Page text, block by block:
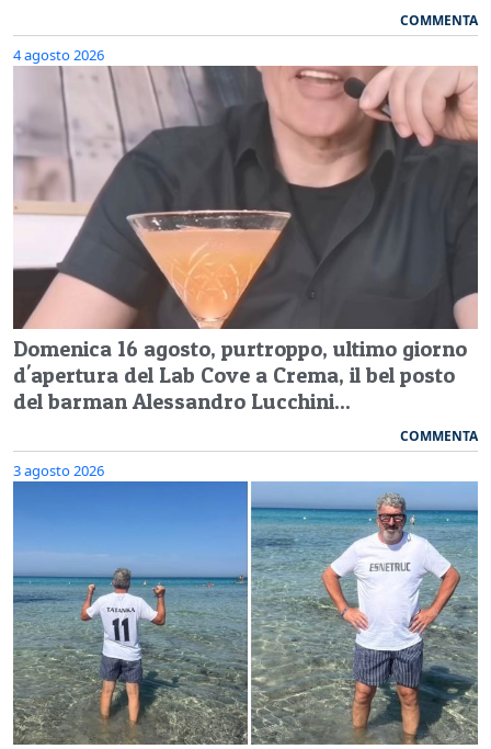
COMMENTA
4 agosto 2026
Domenica 16 agosto, purtroppo, ultimo giorno
d'apertura del Lab Cove a Crema, il bel posto
del barman Alessandro Lucchini...
COMMENTA
3 agosto 2026